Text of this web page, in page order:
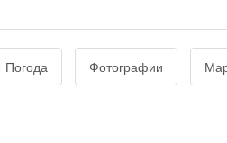
Погода Фотографии